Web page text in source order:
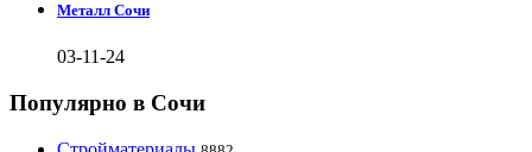
Металл Сочи
03-11-24
Популярно в Сочи